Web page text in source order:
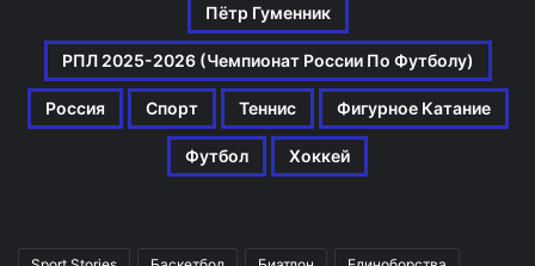
Пётр Гуменник
РПЛ 2025-2026 (Чемпионат России По Футболу)
Россия Спорт Теннис Фигурное Катание
Футбол Хоккей